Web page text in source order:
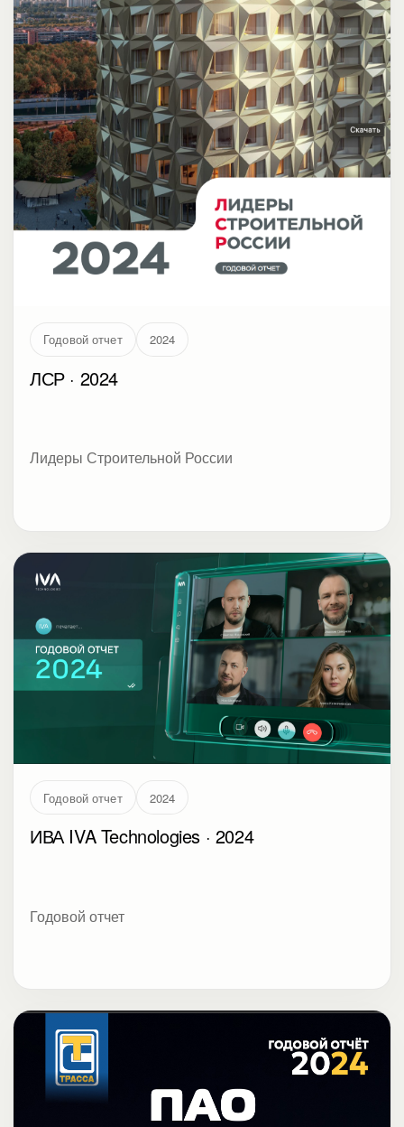
Годовой отчет 2024
ЛСР · 2024
Лидеры Строительной России
Годовой отчет 2024
ИВА IVA Technologies · 2024
Годовой отчет